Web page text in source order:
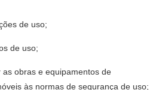
de uso;
de uso;
as obras e equipamentos de
às normas de segurança de uso;